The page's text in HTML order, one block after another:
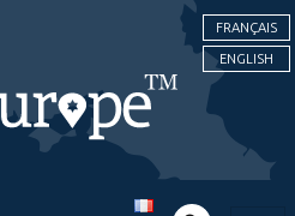
FRANÇAIS
ENGLISH